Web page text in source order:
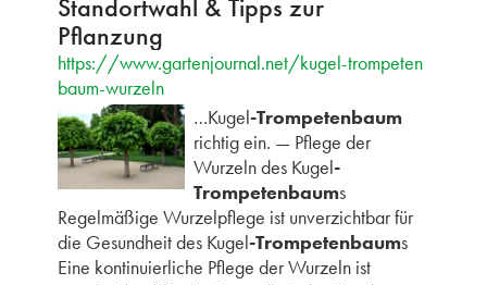
Standortwahl & Tipps zur
Pflanzung
https://www.gartenjournal.net/kugel-trompeten
baum-wurzeln
…Kugel-Trompetenbaum
richtig ein. — Pflege der
Wurzeln des Kugel-
Trompetenbaums
Regelmäßige Wurzelpflege ist unverzichtbar für
die Gesundheit des Kugel-Trompetenbaums
Eine kontinuierliche Pflege der Wurzeln ist